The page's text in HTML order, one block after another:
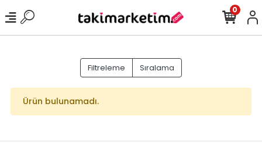
0
Filtreleme Sıralama
Ürün bulunamadı.